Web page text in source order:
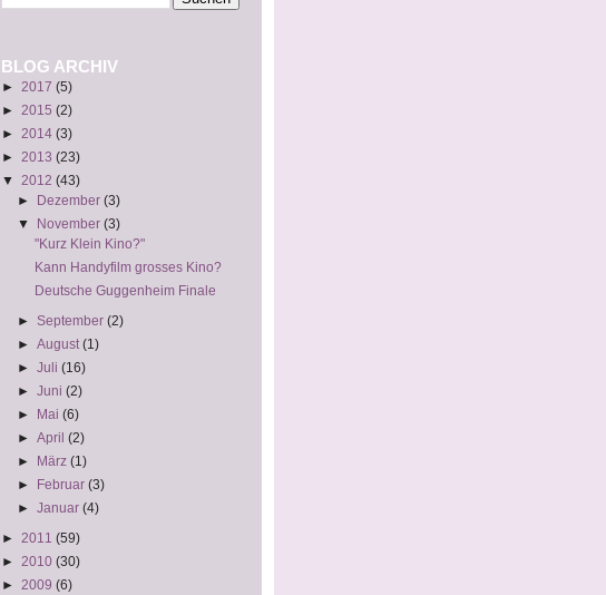
BLOG ARCHIV
► 2017 (5)
► 2015 (2)
► 2014 (3)
► 2013 (23)
▼ 2012 (43)
►
Dezember (3)
▼
November (3)
"Kurz Klein Kino?"
Kann Handyfilm grosses Kino?
Deutsche Guggenheim Finale
► September (2)
► August(1)
► Juli (16)
► Juni (2)
►
Mai (6)
► April (2)
►
März (1)
►
Februar (3)
► Januar (4)
► 2011 (59)
► 2010 (30)
► 2009 (6)